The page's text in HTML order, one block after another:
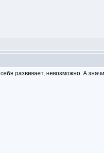
развивает, невозможно. А